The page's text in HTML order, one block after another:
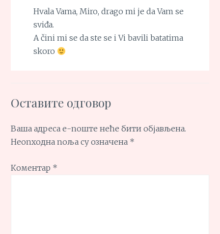
Hvala Vama, Miro, drago mi je da Vam se
sviđa.
A čini mi se da ste se i Vi bavili batatima
skoro
Оставите одговор
Ваша адреса е-поште неће бити објављена.
Неопходна поља су означена *
Коментар *